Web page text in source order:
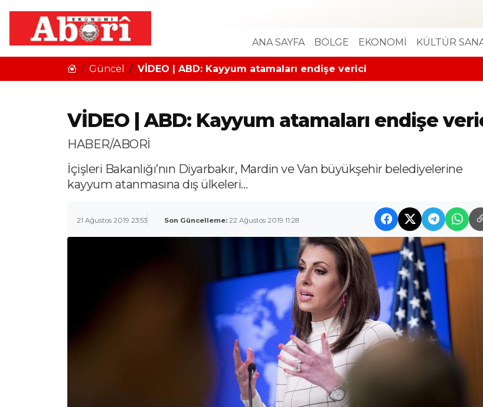
ANA SAYFA BÖLGE EKONOMİ KÜLTÜR
Güncel VİDEO | ABD: Kayyum atamaları endişe verici
VİDEO | ABD: Kayyum atamaları endişe
HABER/ABORİ
İçişleri Bakanlığı’nın Diyarbakır, Mardin ve Van büyükşehir belediyelerine
kayyum atanmasına dış ülkeleri…
21 Ağustos 2019 23:53 Son Güncelleme: 22 Ağustos 2019 11:28